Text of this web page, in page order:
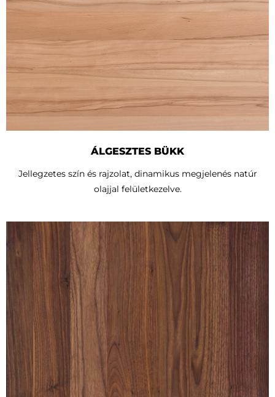
ÁLGESZTES BÜKK
Jellegzetes szín és rajzolat, dinamikus megjelenés natúr
olajjal felületkezelve.